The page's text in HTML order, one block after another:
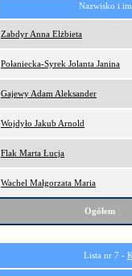
Nazwisko i
Zabdyr Anna Elżbieta
Połaniecka-Syrek Jolanta Janina
Gajewy Adam Aleksander
Wojdyło Jakub Arnold
Flak Marta Łucja
Wachel Małgorzata Maria
Ogółem
Lista nr 7 -